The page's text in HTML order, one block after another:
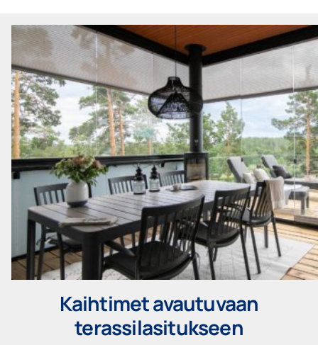
Kaihtimet avautuvaan
terassilasitukseen